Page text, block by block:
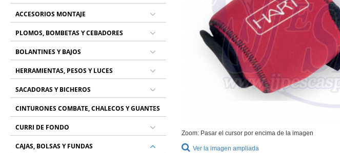
ACCESORIOS MONTAJE
PLOMOS, BOMBETAS Y CEBADORES
BOLANTINES Y BAJOS
HERRAMIENTAS, PESOS Y LUCES
SACADORAS Y BICHEROS
CINTURONES COMBATE, CHALECOS Y GUANTES
CURRI DE FONDO
CAJAS, BOLSAS Y FUNDAS
Zoom: Pasar el cursor por encima de la imagen
Ver la imagen ampliada